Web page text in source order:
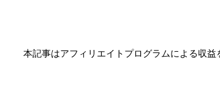
本記事はアフィリエイトプログラムによる収